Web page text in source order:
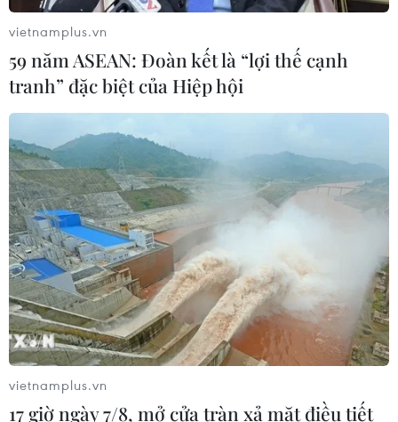
Lịch thi đấu ASEAN Cup 2026 ngày
3/8: Việt Nam quyết đấu Indonesia
03/08/2026 01:40
Nhận định Việt Nam vs
Indonesia: Thầy Kim cần thay đổi để
giành chiến thắng?
03/08/2026 00:06
Xem thêm
CƠ QUAN CHỦ QUẢN: THÔNG TẤN XÃ VIỆT NAM
vietnamplus.vn
59 năm ASEAN: Đoàn kết là “lợi thế cạnh
tranh” đặc biệt của Hiệp hội
vietnamplus.vn
17 giờ ngày 7/8, mở cửa tràn xả mặt điều tiết